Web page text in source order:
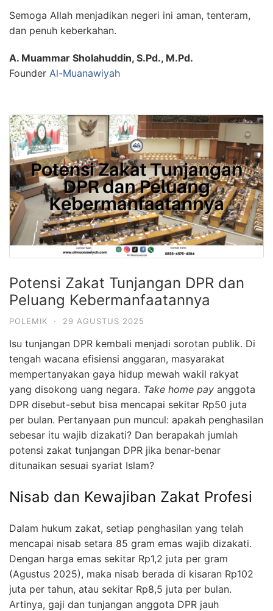
Semoga Allah menjadikan negeri ini aman, tenteram,
dan penuh keberkahan.
A. Muammar Sholahuddin, S.Pd., M.Pd.
Founder Al-Muanawiyah
Potensi Zakat Tunjangan DPR dan
Peluang Kebermanfaatannya
POLEMIK · 29 AGUSTUS 2025
Isu tunjangan DPR kembali menjadi sorotan publik. Di
tengah wacana efisiensi anggaran, masyarakat
mempertanyakan gaya hidup mewah wakil rakyat
yang disokong uang negara. Take home pay anggota
DPR disebut-sebut bisa mencapai sekitar Rp50 juta
per bulan. Pertanyaan pun muncul: apakah penghasilan
sebesar itu wajib dizakati? Dan berapakah jumlah
potensi zakat tunjangan DPR jika benar-benar
ditunaikan sesuai syariat Islam?
Nisab dan Kewajiban Zakat Profesi
Dalam hukum zakat, setiap penghasilan yang telah
mencapai nisab setara 85 gram emas wajib dizakati.
Dengan harga emas sekitar Rp1,2 juta per gram
(Agustus 2025), maka nisab berada di kisaran Rp102
juta per tahun, atau sekitar Rp8,5 juta per bulan.
Artinya, gaji dan tunjangan anggota DPR jauh